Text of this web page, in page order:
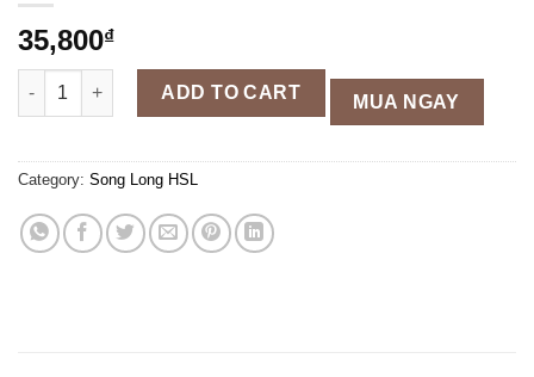
35,800₫
Khay đá 18 ô Song Long Plastic quantity
ADD TO CART MUA NGAY
Category: Song Long HSL